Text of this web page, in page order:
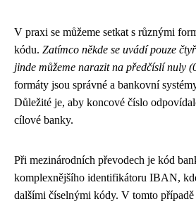
V praxi se můžeme setkat s různými
kódu. Zatímco někde se uvádí pouze
jinde můžeme narazit na předčíslí nuly
formáty jsou správné a bankovní
Důležité je, aby koncové číslo
cílové banky.
Při mezinárodních převodech je kód
komplexnějšího identifikátoru IBAN,
dalšími číselnými kódy. V tomto